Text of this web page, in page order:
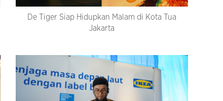
De Tiger Siap Hidupkan Malam di Kota Tua
Jakarta